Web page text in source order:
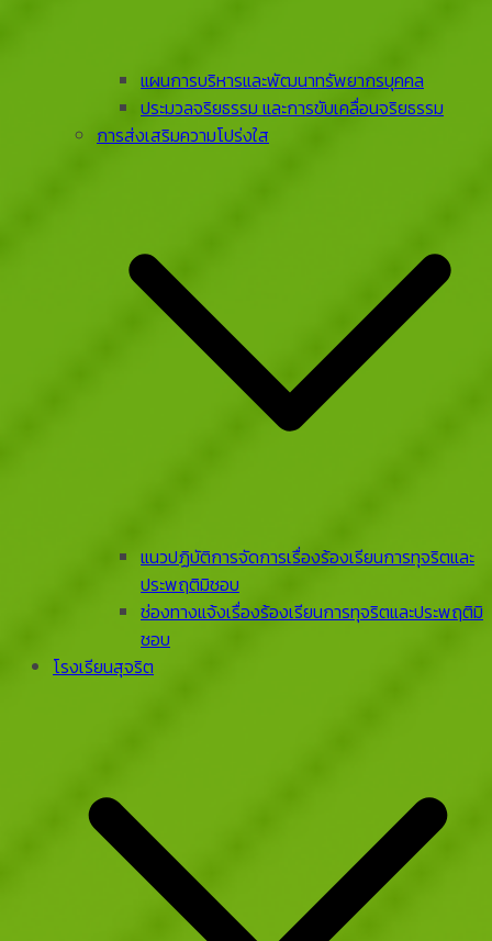
แผนการบริหารและพัฒนาทรัพยากรบุคคล
ประมวลจริยธรรม และการขับเคลื่อนจริยธรรม
การส่งเสริมความโปร่งใส
แนวปฏิบัติการจัดการเรื่องร้องเรียนการทุจริตและ
ประพฤติมิชอบ
ช่องทางแจ้งเรื่องร้องเรียนการทุจริตและประพฤติมิ
ชอบ
โรงเรียนสุจริต